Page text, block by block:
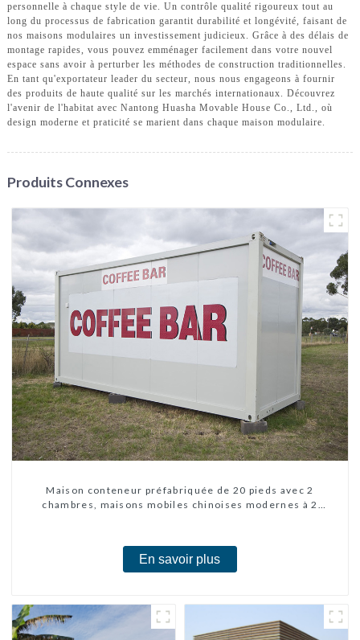
personnelle à chaque style de vie. Un contrôle qualité rigoureux tout au
long du processus de fabrication garantit durabilité et longévité, faisant de
nos maisons modulaires un investissement judicieux. Grâce à des délais de
montage rapides, vous pouvez emménager facilement dans votre nouvel
espace sans avoir à perturber les méthodes de construction traditionnelles.
En tant qu'exportateur leader du secteur, nous nous engageons à fournir
des produits de haute qualité sur les marchés internationaux. Découvrez
l'avenir de l'habitat avec Nantong Huasha Movable House Co., Ltd., où
design moderne et praticité se marient dans chaque maison modulaire.
Produits Connexes
Maison conteneur préfabriquée de 20 pieds avec 2
chambres, maisons mobiles chinoises modernes à 2
En savoir plus